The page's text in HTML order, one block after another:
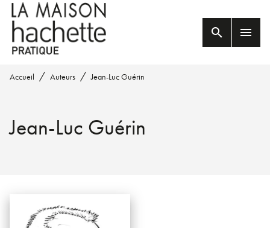
MENU RECHERCHE
PIED DE PAGE
search menu
Accueil / Auteurs / Jean-Luc Guérin
Jean-Luc Guérin